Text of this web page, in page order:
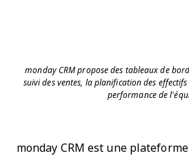
monday CRM propose des tableaux de
suivi des ventes, la planification des
performance de
​monday CRM est une